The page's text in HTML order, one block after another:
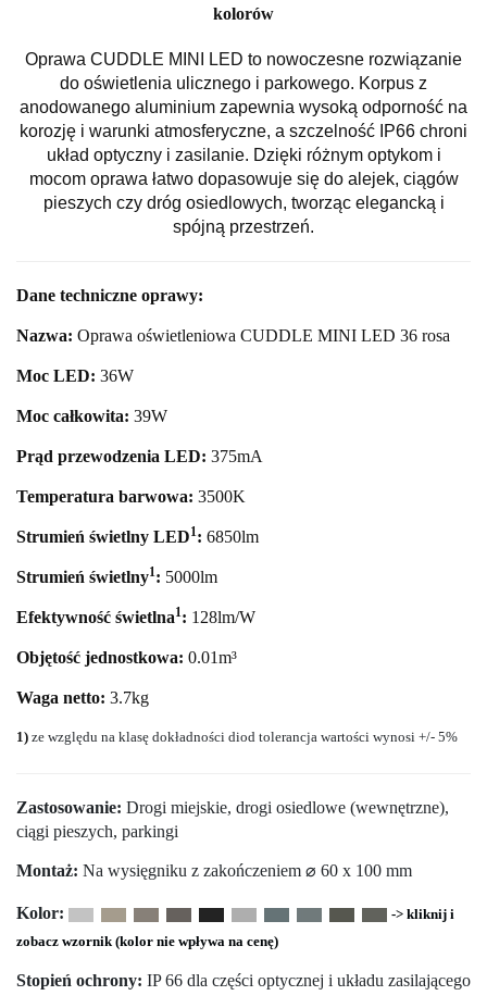
kolorów
Oprawa CUDDLE MINI LED to nowoczesne rozwiązanie
do oświetlenia ulicznego i parkowego. Korpus z
anodowanego aluminium zapewnia wysoką odporność na
korozję i warunki atmosferyczne, a szczelność IP66 chroni
układ optyczny i zasilanie. Dzięki różnym optykom i
mocom oprawa łatwo dopasowuje się do alejek, ciągów
pieszych czy dróg osiedlowych, tworząc elegancką i
spójną przestrzeń.
Dane techniczne oprawy:
Nazwa: Oprawa oświetleniowa CUDDLE MINI LED 36 rosa
Moc LED: 36W
Moc całkowita: 39W
Prąd przewodzenia LED: 375mA
Temperatura barwowa: 3500K
Strumień świetlny LED1 : 6850lm
Strumień świetlny1 : 5000lm
Efektywność świetlna1 : 128lm/W
Objętość jednostkowa: 0.01m³
Waga netto: 3.7kg
1) ze względu na klasę dokładności diod tolerancja wartości wynosi +/- 5%
Zastosowanie: Drogi miejskie, drogi osiedlowe (wewnętrzne),
ciągi pieszych, parkingi
Montaż: Na wysięgniku z zakończeniem ⌀ 60 x 100 mm
Kolor:
-> kliknij i
zobacz wzornik (kolor nie wpływa na cenę)
Stopień ochrony: IP 66 dla części optycznej i układu zasilającego